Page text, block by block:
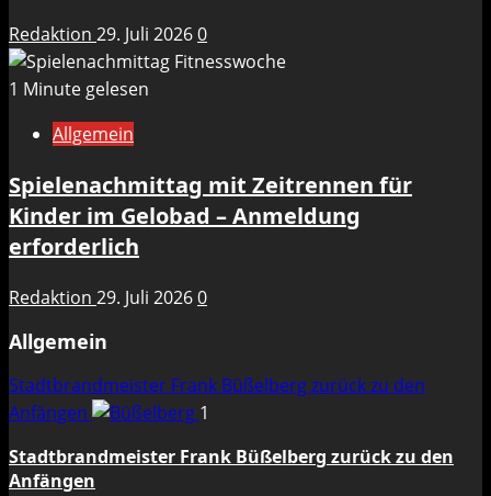
Redaktion 29. Juli 20260
1 Minute gelesen
Allgemein
Spielenachmittag mit Zeitrennen für
Kinder im Gelobad – Anmeldung
erforderlich
Redaktion 29. Juli 20260
Allgemein
Stadtbrandmeister Frank Büßelberg zurück zu den
Anfängen
1
Stadtbrandmeister Frank Büßelberg zurück zu den
Anfängen